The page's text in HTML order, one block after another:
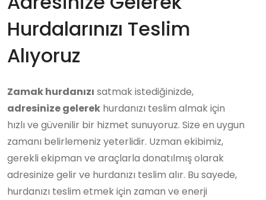
Hurdalarınızı Teslim
Alıyoruz
Zamak hurdanızı satmak istediğinizde,
adresinize gelerek hurdanızı teslim almak için
hızlı ve güvenilir bir hizmet sunuyoruz. Size en uygun
zamanı belirlemeniz yeterlidir. Uzman ekibimiz,
gerekli ekipman ve araçlarla donatılmış olarak
adresinize gelir ve hurdanızı teslim alır. Bu sayede,
hurdanızı teslim etmek için zaman ve enerji